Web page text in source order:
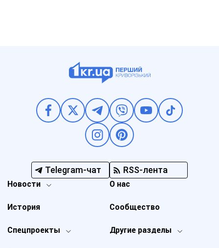
Telegram-чат RSS-лента
Новости
Спецпроекты Другие разделы
История
О нас
Сообщество